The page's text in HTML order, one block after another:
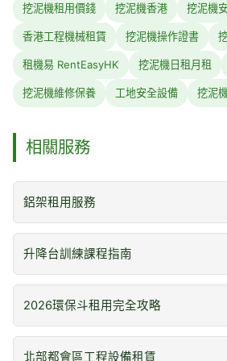
挖泥機租用價錢 挖泥機香港 挖泥機
香港工程機械租賃 挖泥機操作證書
租機易 RentEasyHK 挖泥機日租月租
挖泥機維修保養 工地安全設備 挖泥
相關服務
鋁架租用服務
升降台訓練課程指南
2026環保斗租用完全攻略
北部都會區工程設備租賃